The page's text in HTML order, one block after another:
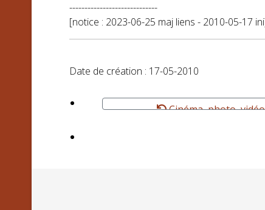
-----------------------------
[notice : 2023-06-25 maj liens - 2010-05-17
Date de création : 17-05-2010
Cinéma, photo, vidéo